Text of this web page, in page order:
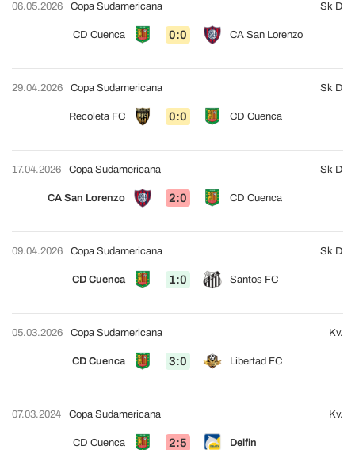
06.05.2026
CD Cuenca 0:0 CA San Lorenzo
Copa Sudamericana Sk D
29.04.2026
Recoleta FC 0:0 CD Cuenca
Copa Sudamericana Sk D
17.04.2026
CA San Lorenzo 2:0 CD Cuenca
Copa Sudamericana Sk D
09.04.2026
CD Cuenca 1:0 Santos FC
Copa Sudamericana Sk D
05.03.2026
CD Cuenca 3:0 Libertad FC
Copa Sudamericana Kv.
07.03.2024
CD Cuenca 2:5 Delfin
Copa Sudamericana Kv.